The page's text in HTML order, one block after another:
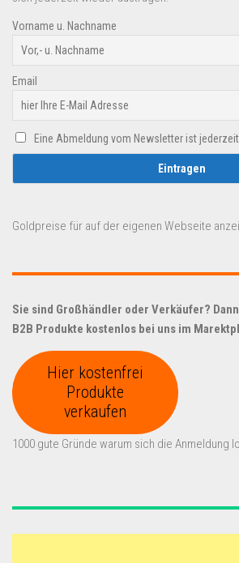
Vorname u. Nachname
Email
Eine Abmeldung vom Newsletter ist
Goldpreise für auf der eigenen Webseite
Sie sind Großhändler oder Verkäufer?
B2B Produkte kostenlos bei uns im
Hier kostenfrei
Produkte
verkaufen
1000 gute Gründe warum sich die Anmeldung